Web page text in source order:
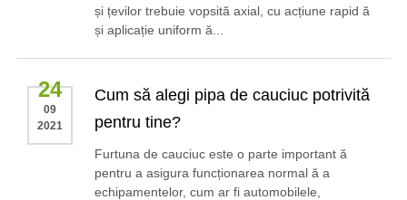
și țevilor trebuie vopsită axial, cu acțiune rapid ă
și aplicație uniform ă...
24
09
2021
Cum să alegi pipa de cauciuc potrivită
pentru tine?
Furtuna de cauciuc este o parte important ă
pentru a asigura funcționarea normal ă a
echipamentelor, cum ar fi automobilele,